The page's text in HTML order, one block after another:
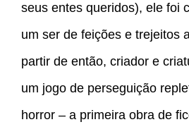
seus entes queridos), ele foi
um ser de feições e trejeitos
partir de então, criador e
um jogo de perseguição
horror – a primeira obra de